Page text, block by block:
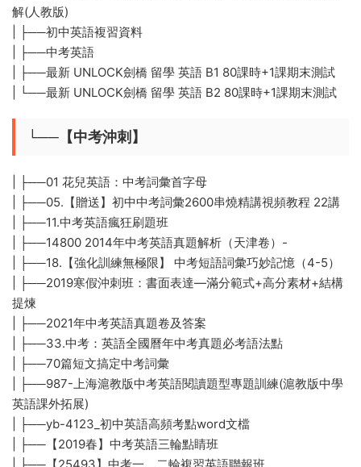
解(人教版)
| ├──初中英語複習資料
| ├──中考英語
| ├──最新 UNLOCK劍橋 留學 英語 B1 80課時+1課期末測試
| └──最新 UNLOCK劍橋 留學 英語 B2 80課時+1課期末測試
└──【中考沖刺】
| ├──01 花兒英語：中考詞彙首字母
| ├──05.【贈送】初中中考詞彙2600串燒精講視頻教程 22講
| ├──11.中考英語瘋狂刷題班
| ├──14800 2014年中考英語真題解析（天津卷）-
| ├──18.【強化訓練無極限】 中考短語詞彙巧妙記憶（4-5）
| ├──2019寒假沖刺班：書面表達—滿分範式+高分素材+結構
提煉
| ├──2021年中考英語真題卷及答案
| ├──33.中考：英語全國曆年中考真題必考語法點
| ├──70篇短文搞定中考詞彙
| ├──987-上海滬教版中考英語閱讀題型專題訓練(滬教版中學
英語課外拓展)
| ├──yb-4123_初中英語高頻考點word文檔
| ├──【2019春】中考英語三輪點睛班